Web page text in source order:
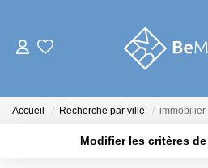
À Vendre
Accueil Recherche par ville immobilier
Modifier les critères